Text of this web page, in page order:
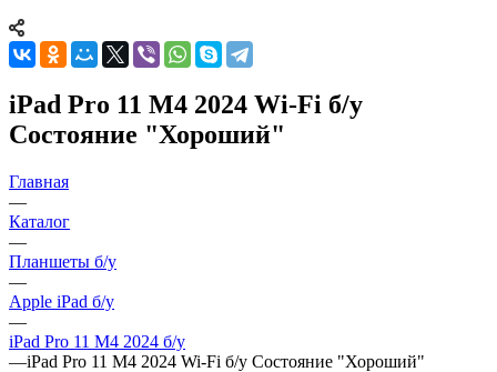
iPad Pro 11 M4 2024 Wi-Fi б/у
Состояние "Хороший"
Главная
—
Каталог
—
Планшеты б/у
—
Apple iPad б/у
—
iPad Pro 11 M4 2024 б/у
—iPad Pro 11 M4 2024 Wi-Fi б/у Состояние "Хороший"